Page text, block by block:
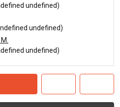
undefined)
undefined)
undefined)